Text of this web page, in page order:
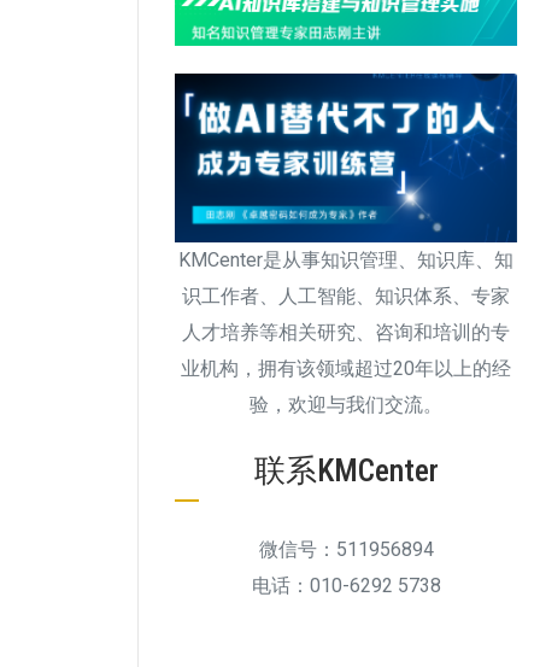
KMCenter是从事知识管理、知识库、知
识工作者、人工智能、知识体系、专家
人才培养等相关研究、咨询和培训的专
业机构，拥有该领域超过20年以上的经
验，欢迎与我们交流。
联系KMCenter
微信号：511956894
电话：010-6292 5738